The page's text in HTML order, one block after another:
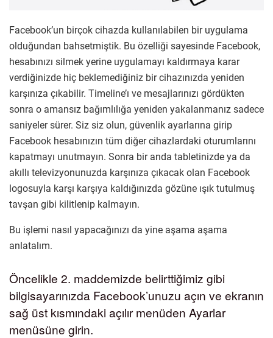
Facebook’un birçok cihazda kullanılabilen bir uygulama
olduğundan bahsetmiştik. Bu özelliği sayesinde Facebook,
hesabınızı silmek yerine uygulamayı kaldırmaya karar
verdiğinizde hiç beklemediğiniz bir cihazınızda yeniden
karşınıza çıkabilir. Timeline’ı ve mesajlarınızı gördükten
sonra o amansız bağımlılığa yeniden yakalanmanız sadece
saniyeler sürer. Siz siz olun, güvenlik ayarlarına girip
Facebook hesabınızın tüm diğer cihazlardaki oturumlarını
kapatmayı unutmayın. Sonra bir anda tabletinizde ya da
akıllı televizyonunuzda karşınıza çıkacak olan Facebook
logosuyla karşı karşıya kaldığınızda gözüne ışık tutulmuş
tavşan gibi kilitlenip kalmayın.
Bu işlemi nasıl yapacağınızı da yine aşama aşama
anlatalım.
Öncelikle 2. maddemizde belirttiğimiz gibi
bilgisayarınızda Facebook’unuzu açın ve ekranın
sağ üst kısmındaki açılır menüden Ayarlar
menüsüne girin.